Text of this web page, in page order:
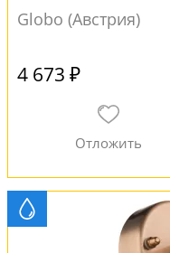
Globo (Австрия)
4 673 ₽